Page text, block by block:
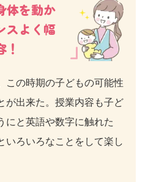
体を動か
スよく幅
この時期の子どもの可能性
が出来た。授業内容も子ど
にと英語や数字に触れた
いろいろなことをして楽し